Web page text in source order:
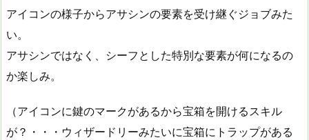
アイコンの様子からアサシンの要素を受け継ぐジョブみた
い。
アサシンではなく、シーフとした特別な要素が何になるの
か楽しみ。
（アイコンに鍵のマークがあるから宝箱を開けるスキル
が？・・・ウィザードリーみたいに宝箱にトラップがある